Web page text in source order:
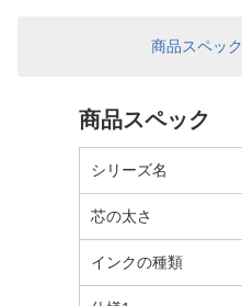
商品スペック
商品スペック
シリーズ名
芯の太さ
インクの種類